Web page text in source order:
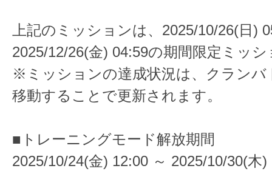
上記のミッションは、2025/10/26(日)
2025/12/26(金) 04:59の期間限定ミッ
※ミッションの達成状況は、クランバ
移動することで更新されます。
■トレーニングモード解放期間
2025/10/24(金) 12:00 ～ 2025/10/30(木)